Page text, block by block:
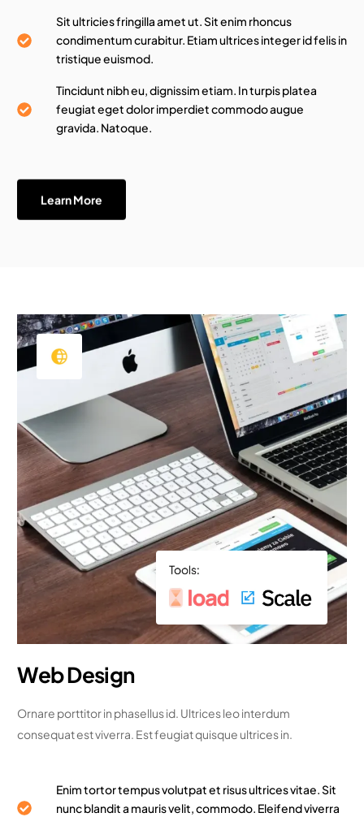
Sit ultricies fringilla amet ut. Sit enim rhoncus
condimentum curabitur. Etiam ultrices integer id felis in
tristique euismod.
Tincidunt nibh eu, dignissim etiam. In turpis platea
feugiat eget dolor imperdiet commodo augue
gravida. Natoque.
Learn More
Web Design
Ornare porttitor in phasellus id. Ultrices leo interdum
consequat est viverra. Est feugiat quisque ultrices in.
Enim tortor tempus volutpat et risus ultrices vitae. Sit
nunc blandit a mauris velit, commodo. Eleifend viverra